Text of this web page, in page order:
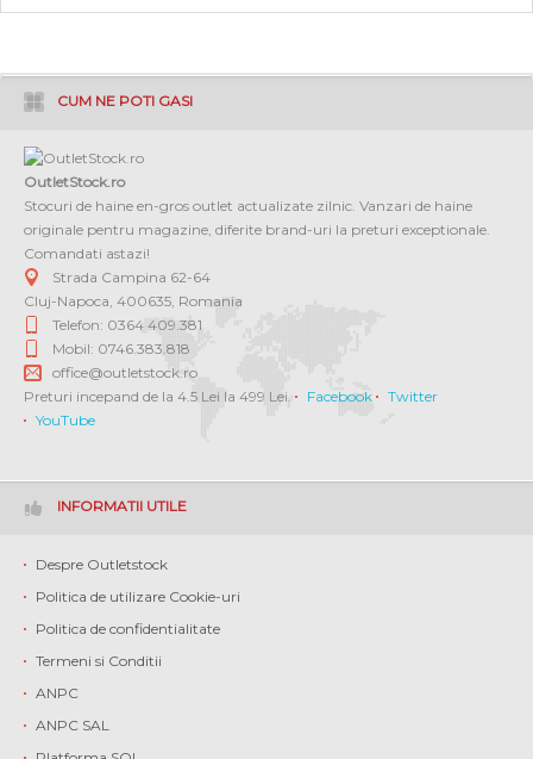
CUM NE POTI GASI
OutletStock.ro
Stocuri de haine en-gros outlet actualizate zilnic. Vanzari de haine
originale pentru magazine, diferite brand-uri la preturi exceptionale.
Comandati astazi!
Strada Campina 62-64
Cluj-Napoca, 400635, Romania
Telefon: 0364 409.381
Mobil: 0746.383.818
office@outletstock.ro
Preturi incepand de la 4.5 Lei la 499 Lei.
Facebook
Twitter
YouTube
INFORMATII UTILE
Despre Outletstock
Politica de utilizare Cookie-uri
Politica de confidentialitate
Termeni si Conditii
ANPC
ANPC SAL